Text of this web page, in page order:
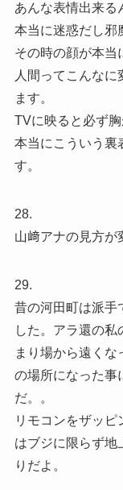
あんな表情出来
本当に迷惑だし邪
その時の顔が本
人間ってこんな
ます。
TVに映ると必ず
本当にこういう裏
す。
28.
山﨑アナの見方
29.
昔の河田町は派手
した。アラ還の
まり場から遠く
の場所になった事
だ。。
リモコンをザッ
はブジに限らず地
りだよ。